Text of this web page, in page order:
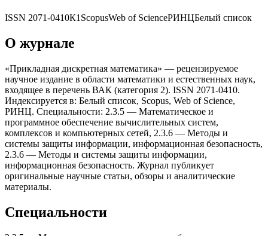
ISSN 2071-0410К1 ScopusWeb of ScienceРИНЦБелый список
О журнале
«Прикладная дискретная математика» — рецензируемое
научное издание в области математики и естественных наук,
входящее в перечень ВАК (категория 2). ISSN 2071-0410.
Индексируется в: Белый список, Scopus, Web of Science,
РИНЦ. Специальности: 2.3.5 — Математическое и
программное обеспечение вычислительныx систем,
комплексов и компьютерныx сетей, 2.3.6 — Методы и
системы защиты информации, информационная безопасность,
2.3.6 — Методы и системы защиты информации,
информационная безопасность. Журнал публикует
оригинальные научные статьи, обзоры и аналитические
материалы.
Специальности